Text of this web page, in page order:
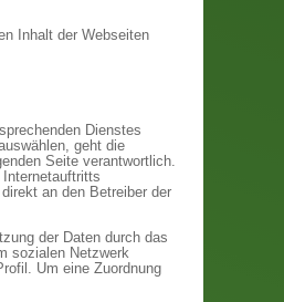
Inhalt der Webseiten
Dienstes
geht die
Seite verantwortlich.
an den Betreiber der
der Daten durch das
sozialen Netzwerk
Um eine Zuordnung